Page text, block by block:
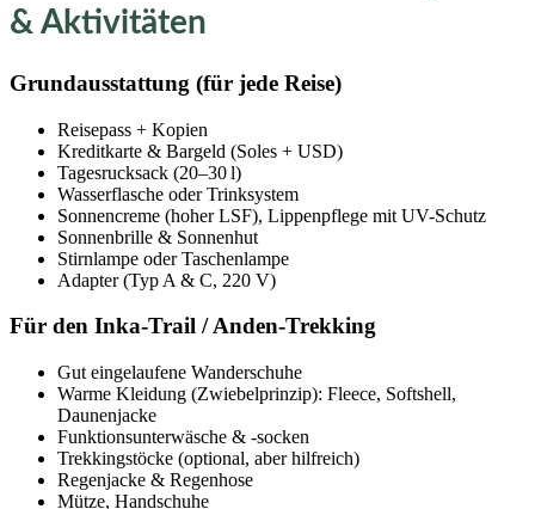
& Aktivitäten
Grundausstattung (für jede Reise)
Reisepass + Kopien
Kreditkarte & Bargeld (Soles + USD)
Tagesrucksack (20–30 l)
Wasserflasche oder Trinksystem
Sonnencreme (hoher LSF), Lippenpflege mit UV-Schutz
Sonnenbrille & Sonnenhut
Stirnlampe oder Taschenlampe
Adapter (Typ A & C, 220 V)
Für den Inka-Trail / Anden-Trekking
Gut eingelaufene Wanderschuhe
Warme Kleidung (Zwiebelprinzip): Fleece, Softshell,
Daunenjacke
Funktionsunterwäsche & -socken
Trekkingstöcke (optional, aber hilfreich)
Regenjacke & Regenhose
Mütze, Handschuhe